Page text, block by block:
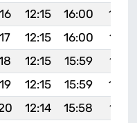
12:15 16:00
12:15 16:00
12:15 15:59
12:15 15:59
12:14 15:58